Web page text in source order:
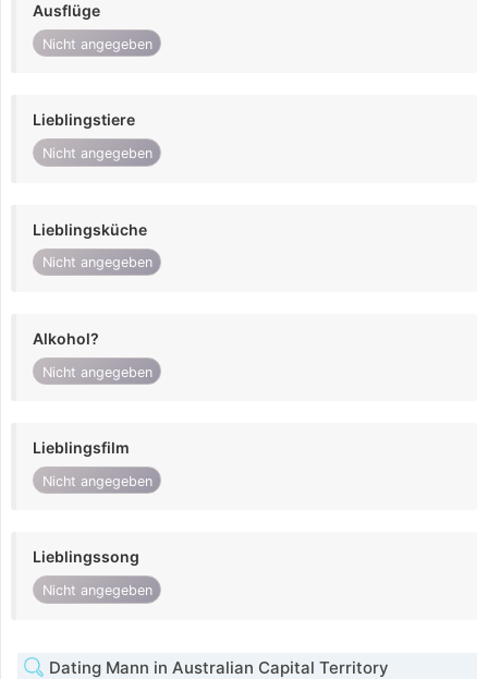
Ausflüge
Nicht angegeben
Lieblingstiere
Nicht angegeben
Lieblingsküche
Nicht angegeben
Alkohol?
Nicht angegeben
Lieblingsfilm
Nicht angegeben
Lieblingssong
Nicht angegeben
Dating Mann in Australian Capital Territory